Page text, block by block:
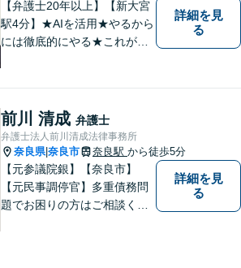
可】
【弁護士20年以上】【新大宮
駅4分】★AIを活用★やるから
には徹底的にやる★これが私
も惜しみません！「不安を安
心に」丁寧にサポートしま
す。お気軽にご相談ください
詳細を見
る
前川 清成 弁護士
弁護士法人前川清成法律事務所
奈良県|奈良市 奈良駅 から徒歩5分
【元参議院銀】【奈良市】
【元民事調停官】多重債務問
題でお困りの方はご相談くだ
詳細を見
る